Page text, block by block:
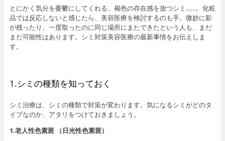
m
a
r
k
s
とにかく気分を憂鬱にしてくれる、褐色の存在感を放つシミ……。化粧
品では反応しないと感じたら、美容医療を検討するのも手。微妙に影
が残ったり、一度取ったのに同じ場所にまたできたという人も、まだ
まだ可能性はあります。シミ対策美容医療の最新事情をお伝えしま
す。
1.シミの種類を知っておく
シミ治療は、シミの種類で対策が変わります。気になるシミがどのタ
イプなのか、アタリをつけておきましょう。
1.老人性色素斑 （日光性色素斑）